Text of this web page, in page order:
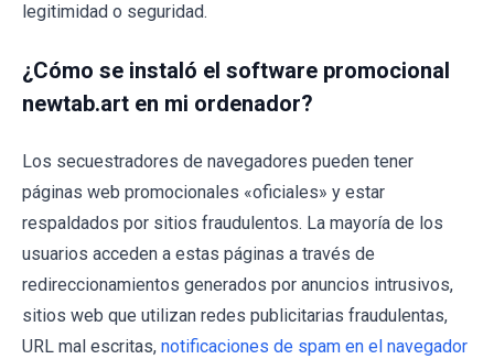
legitimidad o seguridad.
¿Cómo se instaló el software promocional
newtab.art en mi ordenador?
Los secuestradores de navegadores pueden tener
páginas web promocionales «oficiales» y estar
respaldados por sitios fraudulentos. La mayoría de los
usuarios acceden a estas páginas a través de
redireccionamientos generados por anuncios intrusivos,
sitios web que utilizan redes publicitarias fraudulentas,
URL mal escritas, notificaciones de spam en el navegador